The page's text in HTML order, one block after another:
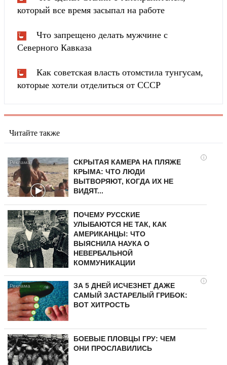
который все время засыпал на работе
Что запрещено делать мужчине с
Северного Кавказа
Как советская власть отомстила тунгуcaм,
которые хотели отделиться от СССР
Читайте также
i
СКРЫТАЯ КАМЕРА НА ПЛЯЖЕ
КРЫМА: ЧТО ЛЮДИ
ВЫТВОРЯЮТ, КОГДА ИХ НЕ
ВИДЯТ...
ПОЧЕМУ РУССКИЕ
УЛЫБАЮТСЯ НЕ ТАК, КАК
АМЕРИКАНЦЫ: ЧТО
ВЫЯСНИЛА НАУКА О
НЕВЕРБАЛЬНОЙ
КОММУНИКАЦИИ
i
ЗА 5 ДНЕЙ ИСЧЕЗНЕТ ДАЖЕ
САМЫЙ ЗАСТАРЕЛЫЙ ГРИБОК:
ВОТ ХИТРОСТЬ
БОЕВЫЕ ПЛОВЦЫ ГРУ: ЧЕМ
ОНИ ПРОСЛАВИЛИСЬ